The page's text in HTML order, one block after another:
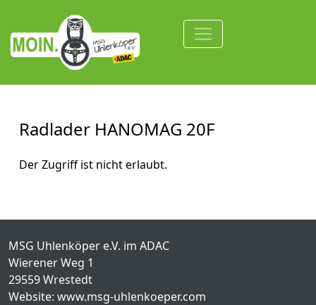
Radlader HANOMAG 20F
Der Zugriff ist nicht erlaubt.
MSG Uhlenköper e.V. im ADAC
Wierener Weg 1
29559 Wrestedt
Website: www.msg-uhlenkoeper.com